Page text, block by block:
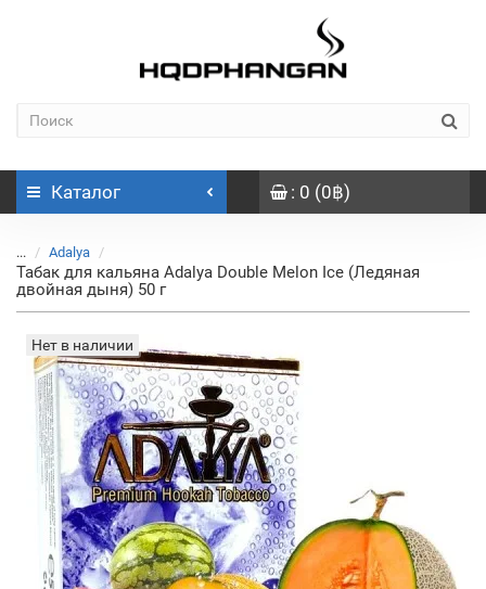
Каталог : 0 (0฿)
... Adalya
Табак для кальяна Adalya Double Melon Ice (Ледяная
двойная дыня) 50 г
Нет в наличии